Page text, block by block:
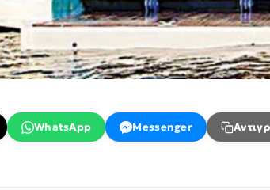
WhatsApp Messenger